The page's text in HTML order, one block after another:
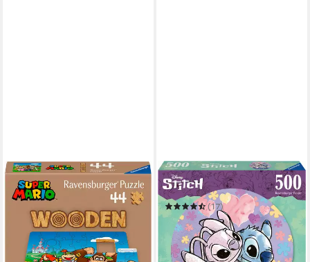
RAVENSBURGER
Puzzle Nintendo Super Mario
ab 19,98 €
in 6-8 Werktagen bei dir
RAVENSBURGER
Puzzle Disney, Stitch
(17)
ab 11,23 € UVP 15,99 €
-30%
in 2-3 Werktagen bei dir